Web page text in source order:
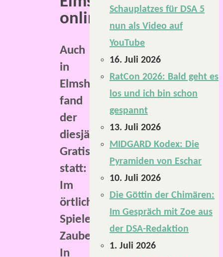
online.
Auch
in
Elmshorn
fand
der
diesjährige
Gratisrollenspieltag
statt:
Im
örtlichen
Spieleladen
Zauberstein.
In
Schauplatzes für DSA 5
nun als Video auf
YouTube
16. Juli 2026
RatCon 2026: Bald geht es
los und ich bin schon
gespannt
13. Juli 2026
MIDGARD Kodex: Die
Pyramiden von Eschar
10. Juli 2026
Die Göttin der Chimären:
Im Gespräch mit Zoe aus
der DSA-Redaktion
1. Juli 2026